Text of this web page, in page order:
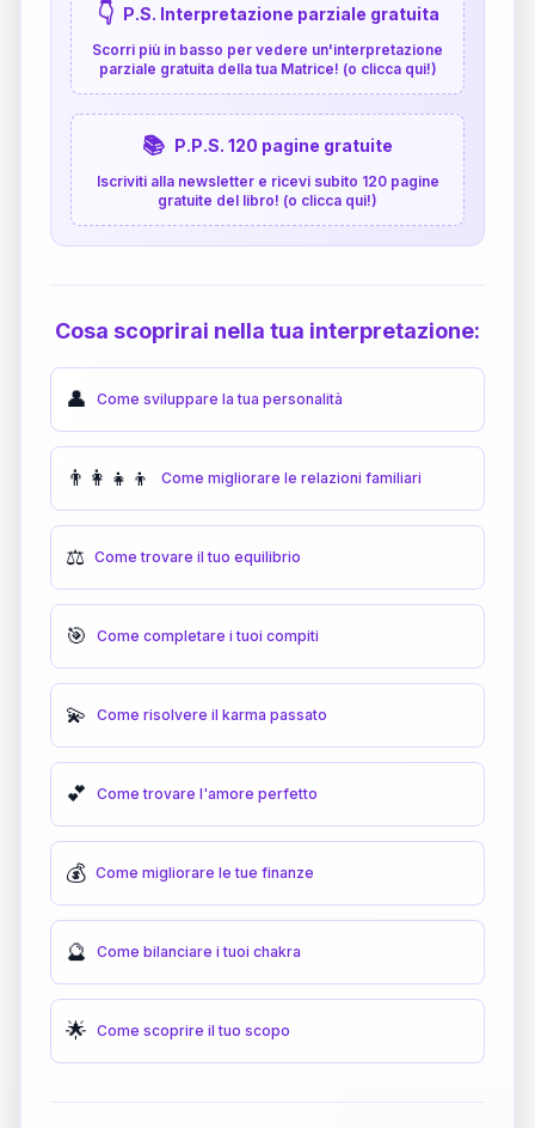
👇 P.S. Interpretazione parziale gratuita
Scorri più in basso per vedere un'interpretazione
parziale gratuita della tua Matrice! (o clicca qui!)
📚 P.P.S. 120 pagine gratuite
Iscriviti alla newsletter e ricevi subito 120 pagine
gratuite del libro! (o clicca qui!)
Cosa scoprirai nella tua interpretazione:
👤 Come sviluppare la tua personalità
👨‍👩‍👧‍👦 Come migliorare le relazioni familiari
⚖️ Come trovare il tuo equilibrio
🎯 Come completare i tuoi compiti
💫 Come risolvere il karma passato
💕 Come trovare l'amore perfetto
💰 Come migliorare le tue finanze
🔮 Come bilanciare i tuoi chakra
🌟 Come scoprire il tuo scopo